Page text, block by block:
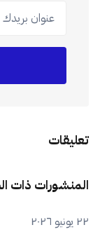
عنوان بريدك
تعليقات
المنشورات ذات
٢٢ يونيو ٢٠٢٦